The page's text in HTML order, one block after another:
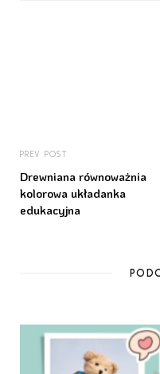
PREV POST
Drewniana równoważnia
kolorowa układanka
edukacyjna